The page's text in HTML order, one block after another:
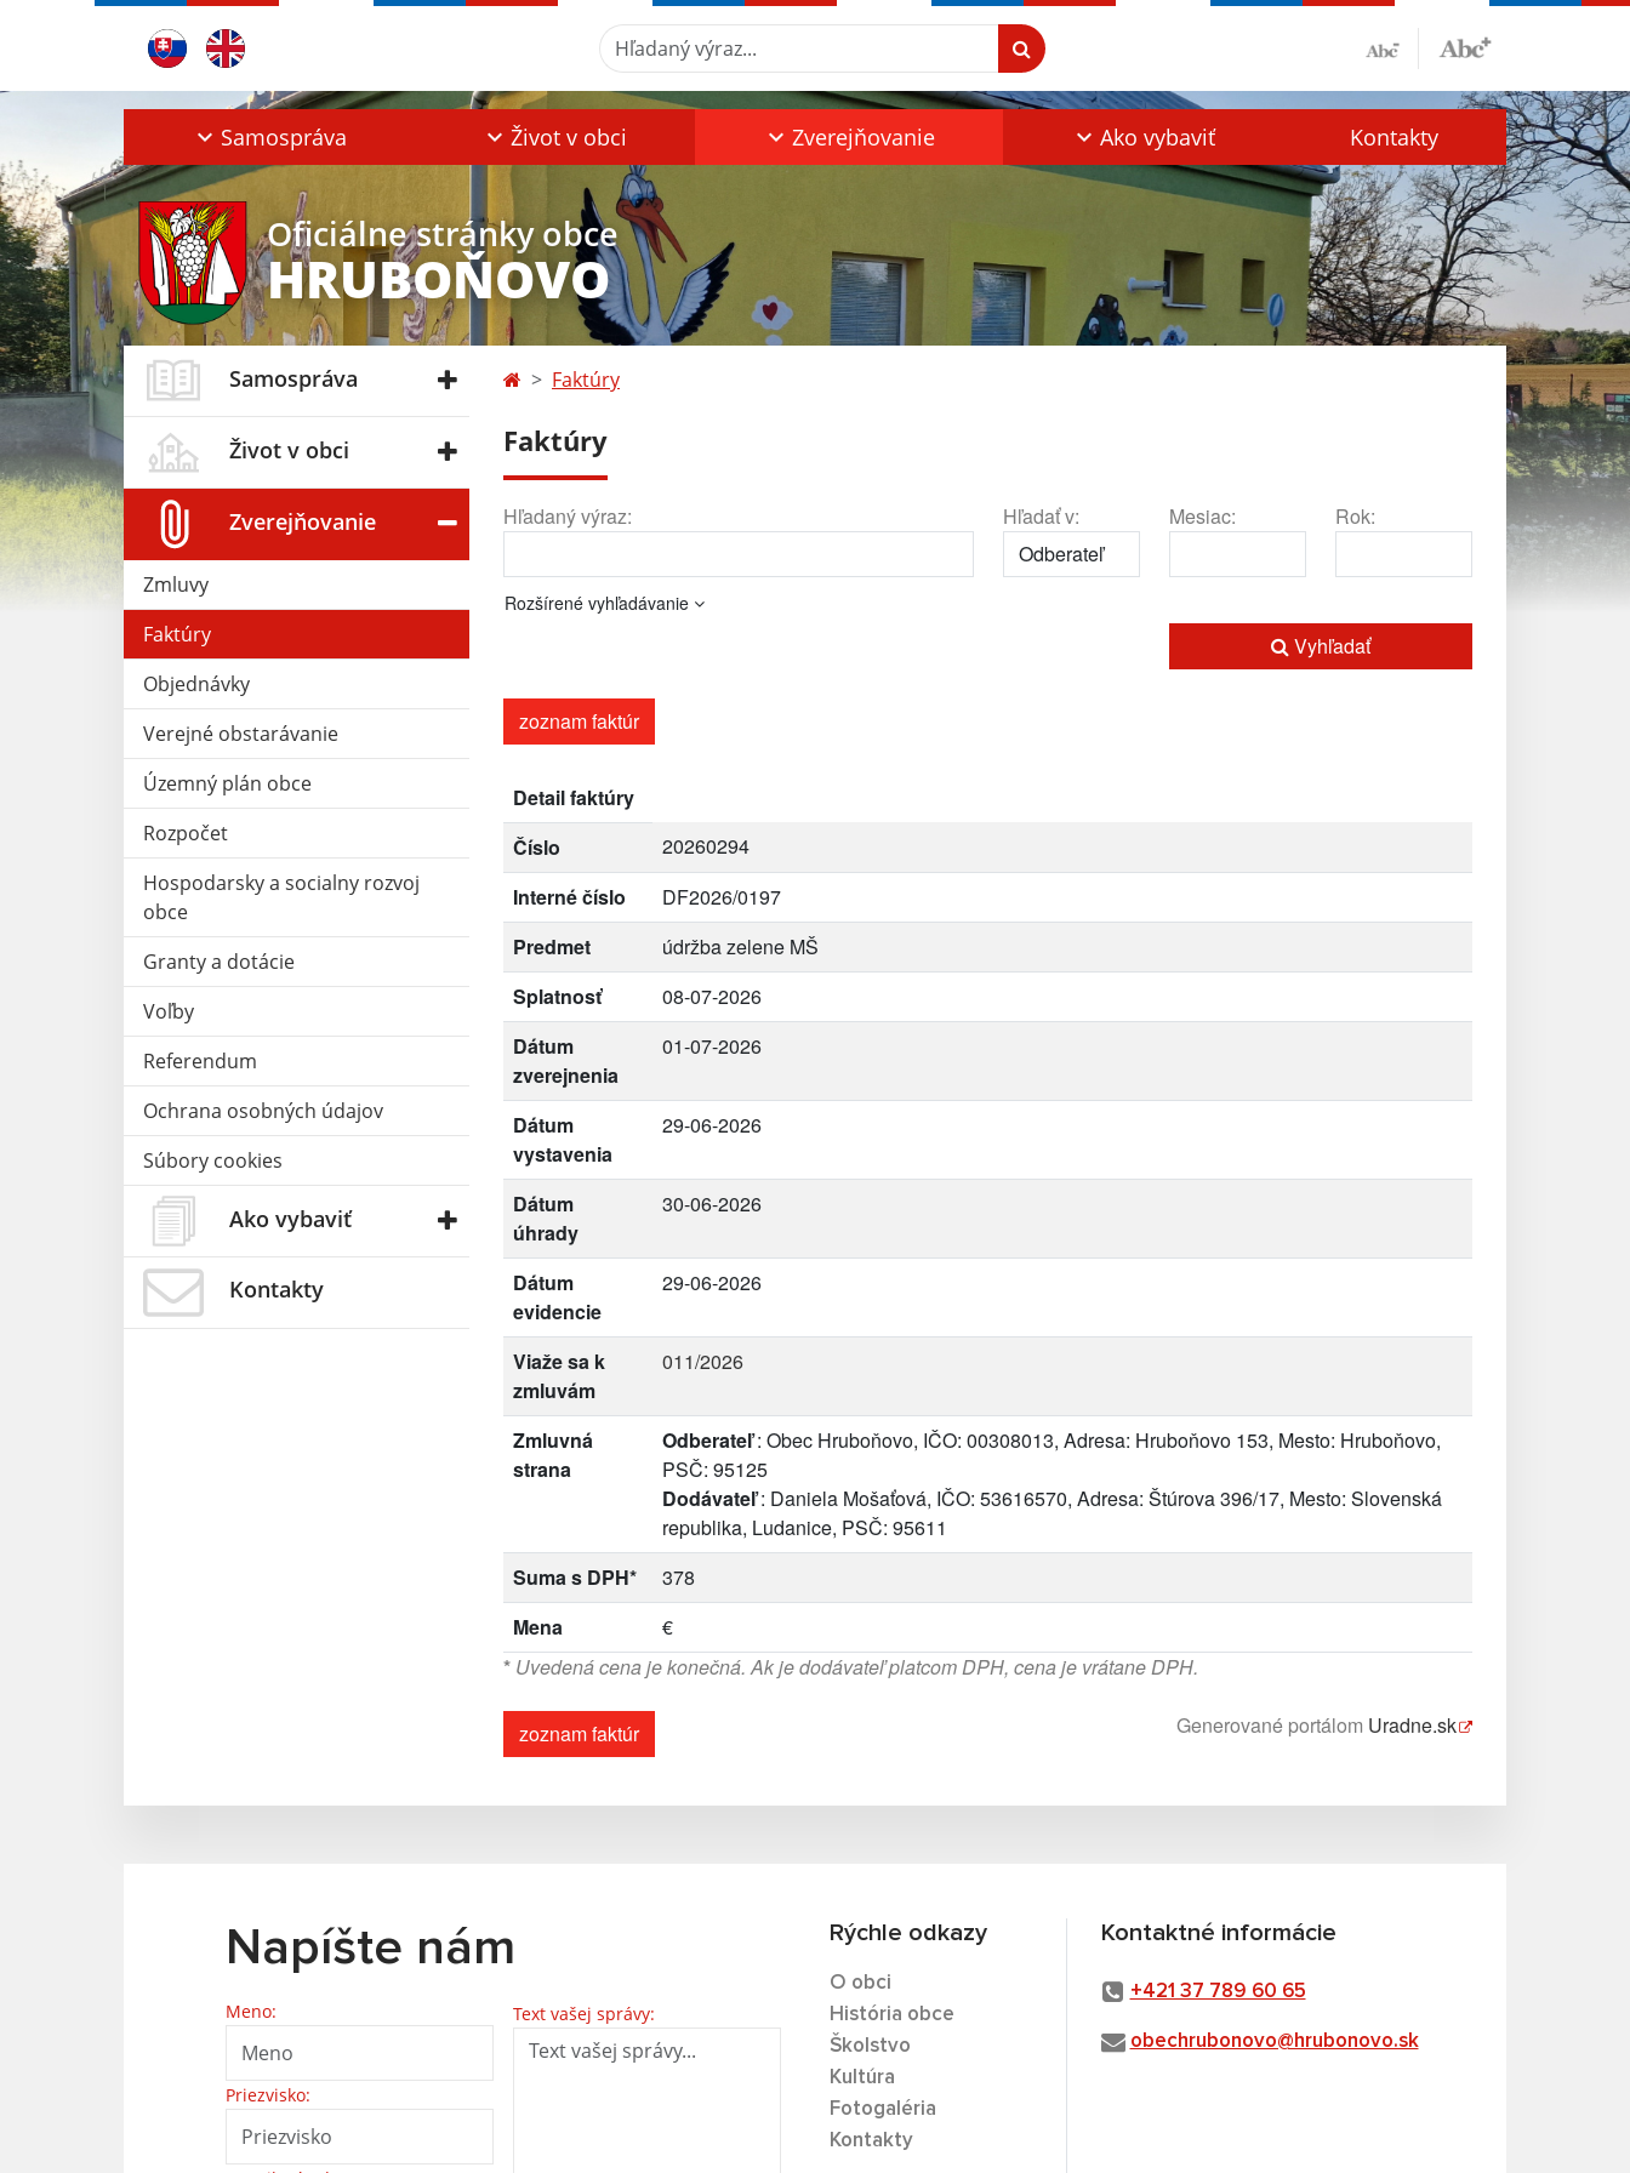
Hľadaný výraz...
Samospráva Život v obci Zverejňovanie Ako vybaviť Kontakty
Oficiálne stránky obce
HRUBOŇOVO
Samospráva
Život v obci
Zverejňovanie
Zmluvy
Faktúry
Objednávky
Verejné obstarávanie
Územný plán obce
Rozpočet
Hospodarsky a socialny rozvoj
obce
Granty a dotácie
Voľby
Referendum
Ochrana osobných údajov
Súbory cookies
Ako vybaviť
Kontakty
Faktúry
Faktúry
Hľadaný výraz: Hľadať v: Mesiac: Rok:
Rozšírené vyhľadávanie
Vyhľadať
zoznam faktúr
Detail faktúry
Číslo
20260294
Interné číslo
DF2026/0197
Predmet
údržba zelene MŠ
Splatnosť
08-07-2026
Dátum
zverejnenia
01-07-2026
Dátum
vystavenia
29-06-2026
Dátum
úhrady
30-06-2026
Dátum
evidencie
29-06-2026
Viaže sa k
zmluvám
011/2026
Zmluvná
strana
Odberateľ: Obec Hruboňovo, IČO: 00308013, Adresa: Hruboňovo 153, Mesto: Hruboňovo,
PSČ: 95125
Dodávateľ: Daniela Mošaťová, IČO: 53616570, Adresa: Štúrova 396/17, Mesto: Slovenská
republika, Ludanice, PSČ: 95611
Suma s DPH*
378
Mena
€
* Uvedená cena je konečná. Ak je dodávateľ platcom DPH, cena je vrátane DPH.
zoznam faktúr Generované portálom Uradne.sk
Napíšte nám
Meno:
Priezvisko:
Text vašej správy:
Rýchle odkazy
O obci
História obce
Školstvo
Kultúra
Fotogaléria
Kontakty
Kontaktné informácie
+421 37 789 60 65
obechrubonovo@hrubonovo.sk